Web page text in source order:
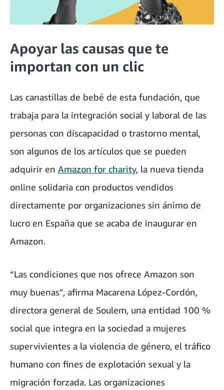
Apoyar las causas que te
importan con un clic
Las canastillas de bebé de esta fundación, que
trabaja para la integración social y laboral de las
personas con discapacidad o trastorno mental,
son algunos de los artículos que se pueden
adquirir en Amazon for charity, la nueva tienda
online solidaria con productos vendidos
directamente por organizaciones sin ánimo de
lucro en España que se acaba de inaugurar en
Amazon.
“Las condiciones que nos ofrece Amazon son
muy buenas”, afirma Macarena López-Cordón,
directora general de Soulem, una entidad 100 %
social que integra en la sociedad a mujeres
supervivientes a la violencia de género, el tráfico
humano con fines de explotación sexual y la
migración forzada. Las organizaciones